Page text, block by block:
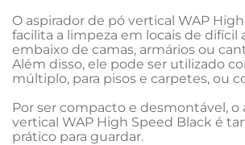
O aspirador de pó vertical WAP
facilita a limpeza em locais de difícil
embaixo de camas, armários ou
Além disso, ele pode ser utilizado
múltiplo, para pisos e carpetes, ou
Por ser compacto e desmontável, o
vertical WAP High Speed Black é
prático para guardar.